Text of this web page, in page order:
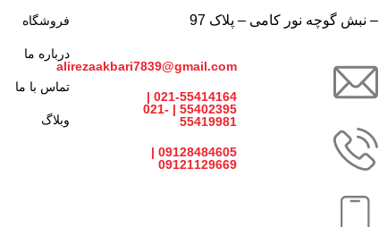
– نبش گوچه نور کامی – پلاک 97
alirezaakbari7839@gmail.com
021-55414164 |
55402395 | 021-
55419981
09128484605 |
09121129669
فروشگاه
درباره ما
تماس با ما
وبلاگ